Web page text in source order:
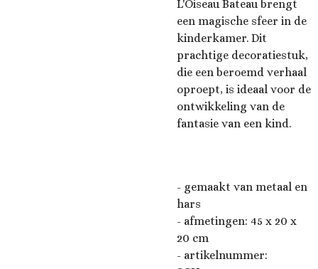
L'Oiseau Bateau brengt
een magische sfeer in de
kinderkamer. Dit
prachtige decoratiestuk,
die een beroemd verhaal
oproept, is ideaal voor de
ontwikkeling van de
fantasie van een kind.
- gemaakt van metaal en
hars
- afmetingen: 45 x 20 x
20 cm
- artikelnummer: